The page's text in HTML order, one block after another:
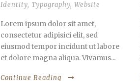
Identity, Typography, Website
Lorem ipsum dolor sit amet,
consectetur adipisici elit, sed
eiusmod tempor incidunt ut labore
et dolore magna aliqua. Vivamus...
Continue Reading